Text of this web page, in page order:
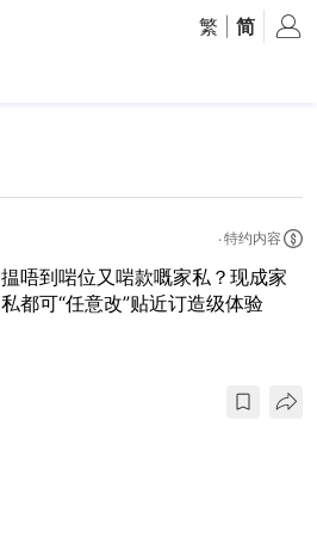
繁 简
特约内容
揾唔到啱位又啱款嘅家私？现成家
私都可“任意改”贴近订造级体验